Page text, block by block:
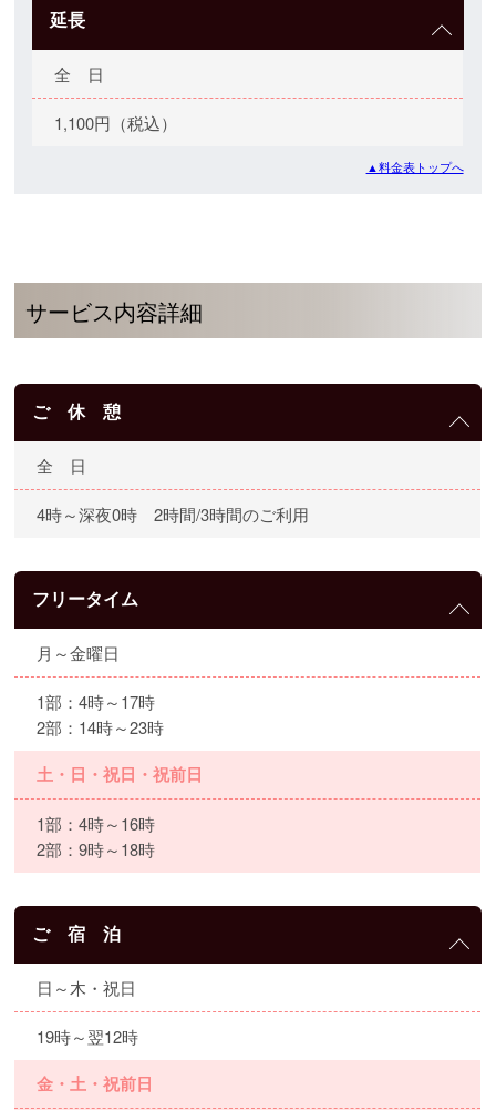
延長
全 日
1,100円（税込）
▲料金表トップへ
サービス内容詳細
ご 休 憩
全 日
4時～深夜0時 2時間/3時間のご利用
フリータイム
月～金曜日
1部：4時～17時
2部：14時～23時
土・日・祝日・祝前日
1部：4時～16時
2部：9時～18時
ご 宿 泊
日～木・祝日
19時～翌12時
金・土・祝前日